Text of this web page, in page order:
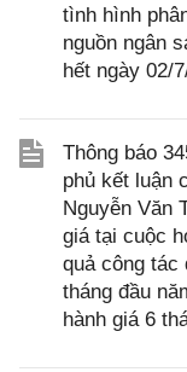
tình hình
nguồn ngân
hết ngày 02/
Thông báo
phủ kết luận
Nguyễn Văn
giá tại cuộc
quả công tác
tháng đầu
hành giá 6